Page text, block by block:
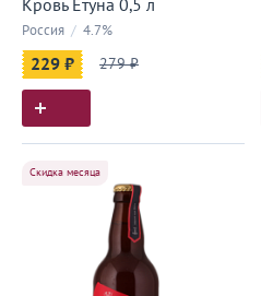
Кровь Етуна 0,5 л
Россия / 4.7%
229 ₽ 279 ₽
Скидка месяца